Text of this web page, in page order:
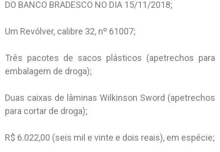
DO BANCO BRADESCO NO DIA 15/11/2018;
Um Revólver, calibre 32, nº 61007;
Três pacotes de sacos plásticos (apetrechos para
embalagem de droga);
Duas caixas de lâminas Wilkinson Sword (apetrechos
para cortar de droga);
R$ 6.022,00 (seis mil e vinte e dois reais), em espécie;